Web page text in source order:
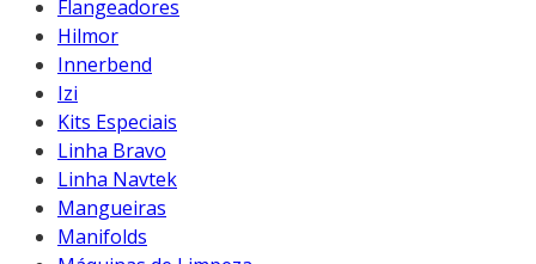
Flangeadores
Hilmor
Innerbend
Izi
Kits Especiais
Linha Bravo
Linha Navtek
Mangueiras
Manifolds